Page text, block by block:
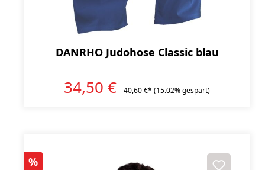
DANRHO Judohose Classic blau
34,50 € 40,60 €*(15.02% gespart)
Rabatt
%